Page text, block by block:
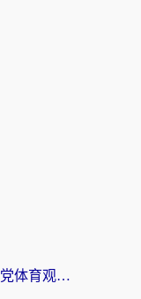
在香港怎么看cba直播的？海外党体育观赛终极指南：告别版权限制，畅享中文解说